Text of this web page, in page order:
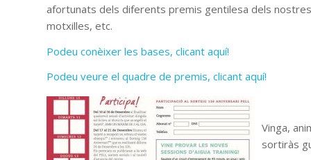
afortunats dels diferents premis gentilesa dels
motxilles, etc.
Podeu conèixer les bases, clicant aquí!
Podeu veure el quadre de premis, clicant aquí!
Vinga,
sortiràs